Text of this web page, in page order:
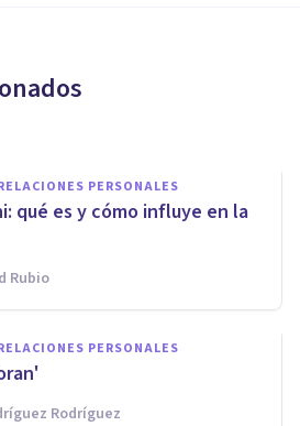
PERSONALES
qué es y cómo influye en la
Rubio
PERSONALES
Rodríguez
el desarrollo
la infancia?